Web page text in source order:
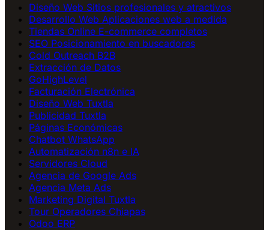
Diseño Web Sitios profesionales y atractivos
Desarrollo Web Aplicaciones web a medida
Tiendas Online E-commerce completos
SEO Posicionamiento en buscadores
Cold Outreach B2B
Extracción de Datos
GoHighLevel
Facturación Electrónica
Diseño Web Tuxtla
Publicidad Tuxtla
Páginas Económicas
Chatbot WhatsApp
Automatización n8n e IA
Servidores Cloud
Agencia de Google Ads
Agencia Meta Ads
Marketing Digital Tuxtla
Tour Operadores Chiapas
Odoo ERP